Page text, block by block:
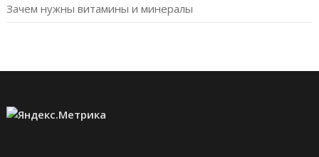
Зачем нужны витамины и минералы